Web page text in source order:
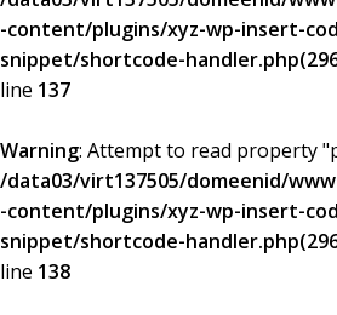
-content/plugins/xyz-wp-insert-
snippet/shortcode-
line 137
Warning: Attempt to read property
/data03/virt137505/domeenid/
-content/plugins/xyz-wp-insert-
snippet/shortcode-
line 138